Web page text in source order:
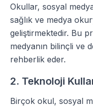
Okullar, sosyal medya
sağlık ve medya
geliştirmektedir. Bu
medyanın bilinçli ve
rehberlik eder.
2. Teknoloji
Birçok okul, sosyal